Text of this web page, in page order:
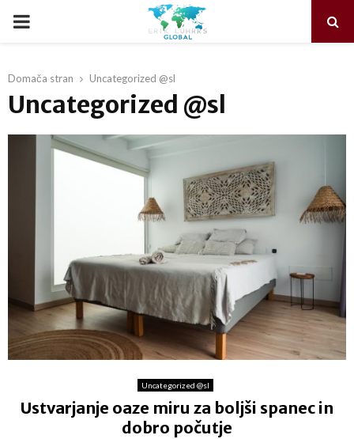
PRIMARY
Domača stran Uncategorized @sl
Uncategorized @sl
Uncategorized @sl
Ustvarjanje oaze miru za boljši spanec in
dobro počutje